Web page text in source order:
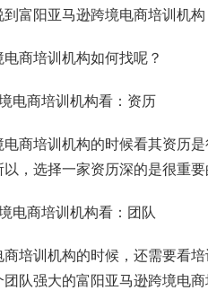
富阳亚马逊跨境电商培训机构
商培训机构如何找呢？
电商培训机构看：资历
商培训机构的时候看其资历
，选择一家资历深的是很重
电商培训机构看：团队
培训机构的时候，还需要看
队强大的富阳亚马逊跨境电商